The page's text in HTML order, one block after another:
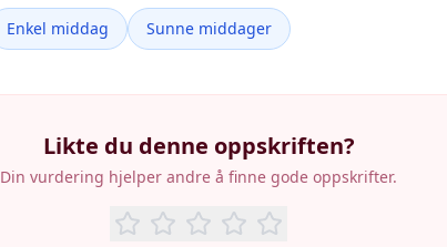
Enkel middag Sunne middager
Likte du denne oppskriften?
Din vurdering hjelper andre å finne gode oppskrifter.